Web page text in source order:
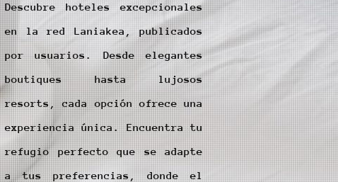
Descubre hoteles excepcionales
en la red Laniakea, publicados
por usuarios. Desde elegantes
boutiques hasta lujosos
resorts, cada opción ofrece una
experiencia única. Encuentra tu
refugio perfecto que se adapte
a tus preferencias, donde el